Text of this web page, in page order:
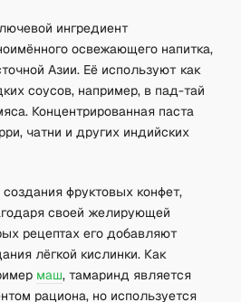
ингредиент
освежающего напитка,
Азии. Её используют как
соусов, например, в пад-тай
Концентрированная паста
чатни и других индийских
фруктовых конфет,
своей желирующей
рецептах его добавляют
лёгкой кислинки. Как
маш, тамаринд является
рациона, но используется